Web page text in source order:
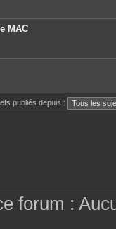
MAC
publiés depuis :
forum :